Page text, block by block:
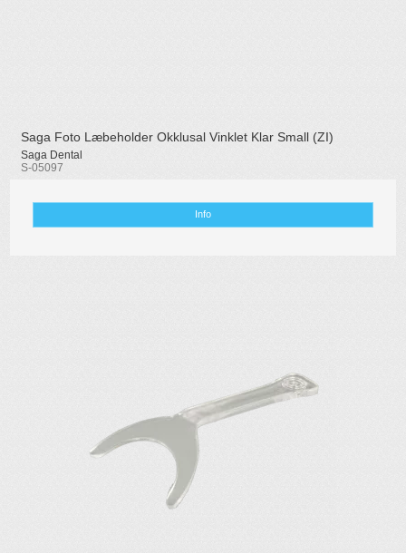
Saga Foto Læbeholder Okklusal Vinklet Klar Small (ZI)
Saga Dental
S-05097
Info